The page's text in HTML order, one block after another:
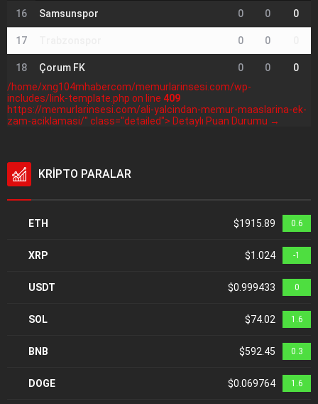
16 Samsunspor 0 0 0
17 0 0
18 Çorum FK 0 0
0
/home/xng104mhabercom/memurlarinsesi.com/wp-
includes/link-template.php on line 409
https://memurlarinsesi.com/ali-yalcindan-memur-maaslarina-ek-
zam-aciklamasi/" class="detailed"> Detaylı Puan Durumu →
KRİPTO PARALAR
ETH $1915.89 0.6
XRP $1.024 -1
USDT $0.999433 0
SOL $74.02 1.6
BNB $592.45 0.3
DOGE $0.069764 1.6